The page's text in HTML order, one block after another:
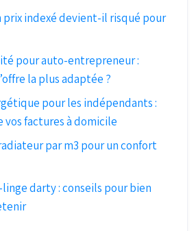
prix indexé devient-il risqué pour
pour auto-entrepreneur :
la plus adaptée ?
pour les indépendants :
factures à domicile
par m3 pour un confort
darty : conseils pour bien